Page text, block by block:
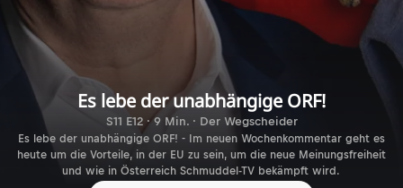
Es lebe der unabhängige ORF!
S11 E12 · 9 Min. · Der Wegscheider
Es lebe der unabhängige ORF! - Im neuen Wochenkommentar geht es
heute um die Vorteile, in der EU zu sein, um die neue Meinungsfreiheit
und wie in Österreich Schmuddel-TV bekämpft wird.